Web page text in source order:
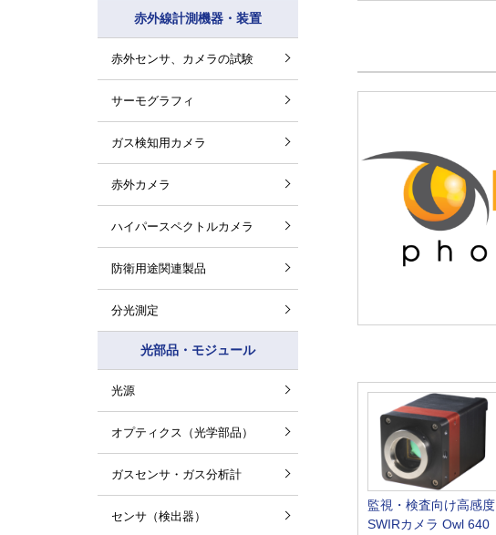
赤外線計測機器・装置
赤外センサ、カメラの試験
サーモグラフィ
ガス検知用カメラ
赤外カメラ
ハイパースペクトルカメラ
防衛用途関連製品
分光測定
光部品・モジュール
光源
オプティクス（光学部品）
ガスセンサ・ガス分析計
センサ（検出器）
監視・検査向け高感度
SWIRカメラ Owl 640